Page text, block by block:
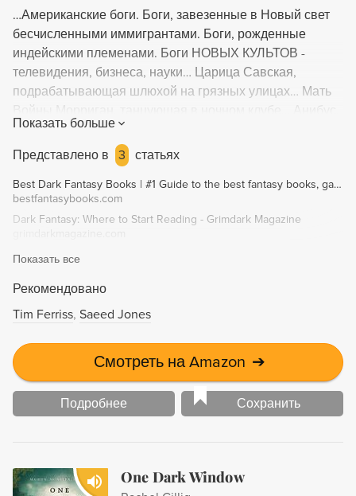
…Американские боги. Боги, завезенные в Новый свет
бесчисленными иммигрантами. Боги, рожденные
индейскими племенами. Боги НОВЫХ КУЛЬТОВ -
телевидения, бизнеса, науки… Царица Савская,
подрабатывающая шлюхой на грязных улицах… Мать
заправляющий похоронной конторой в глухой
провинции… Американские боги начинают войну. Но
зависит исход этой войны - не от богов, а от
ЧЕЛОВЕКА!
Показать больше
Представлено в
3 статьях
Best Dark Fantasy Books | #1 Guide to the best fantasy books, games, movies, and more!
bestfantasybooks.com
Dark Fantasy: Where to Start Reading - Grimdark Magazine
Показать все
Рекомендовано
Tim Ferriss Saeed Jones
Смотреть на Amazon ➔
Подробнее Сохранить
One Dark Window